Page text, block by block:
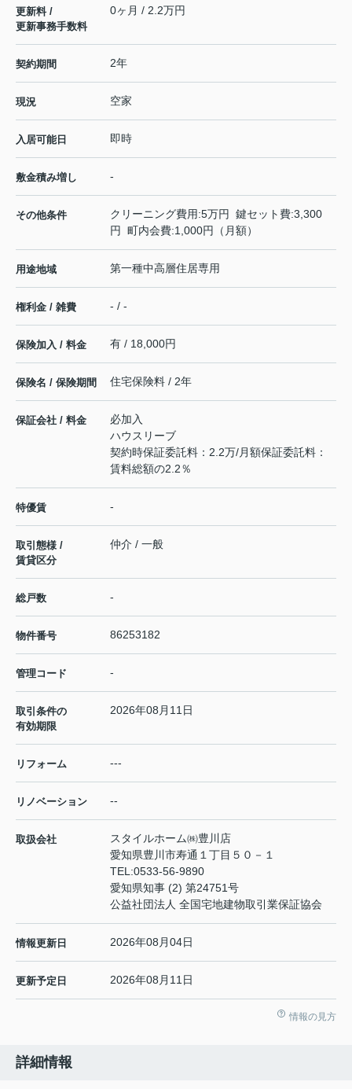
更新料 /
更新事務手数料
0ヶ月 / 2.2万円
契約期間 2年
現況 空家
入居可能日 即時
敷金積み増し -
その他条件
クリーニング費用:5万円 鍵セット費:3,300
円 町内会費:1,000円（月額）
用途地域 第一種中高層住居専用
権利金 / 雑費 - / -
保険加入 / 料金 有 / 18,000円
保険名 / 保険期間 住宅保険料 / 2年
保証会社 / 料金
必加入
ハウスリーブ
契約時保証委託料：2.2万/月額保証委託料：
賃料総額の2.2％
特優賃 -
取引態様 /
賃貸区分
仲介 / 一般
総戸数 -
物件番号 86253182
管理コード -
取引条件の
有効期限
2026年08月11日
リフォーム ---
リノベーション --
取扱会社
スタイルホーム㈱豊川店
愛知県豊川市寿通１丁目５０－１
TEL:0533-56-9890
愛知県知事 (2) 第24751号
公益社団法人 全国宅地建物取引業保証協会
情報更新日 2026年08月04日
更新予定日 2026年08月11日
情報の見方
詳細情報